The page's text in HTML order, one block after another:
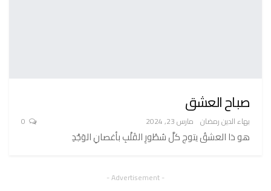
صباح العشق
بهاء الدين رمضان مارس 23, 2024
هو ذا العشقُ يتوج كلَّ سُطُورِ القَلْبِ بأغصانِ الوَجْدِ
- Advertisement -